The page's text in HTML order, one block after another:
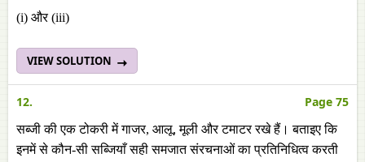
(i) और (iii)
VIEW SOLUTION
12. Page 75
सब्जी की एक टोकरी में गाजर, आलू, मूली और टमाटर रखे हैं। बताइए कि
इनमें से कौन-सी सब्जियाँ सही समजात संरचनाओं का प्रतिनिधित्व करती